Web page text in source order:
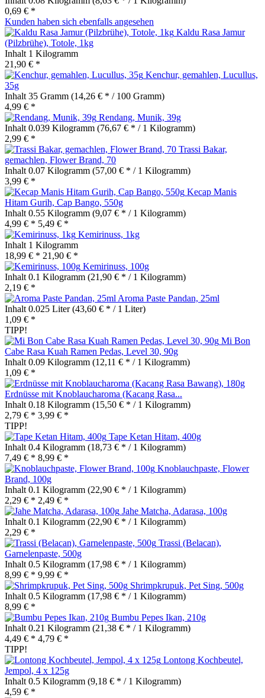
0,69 € *
Kunden haben sich ebenfalls angesehen
Kaldu Rasa Jamur
(Pilzbrühe), Totole, 1kg
Inhalt 1 Kilogramm
21,90 € *
Kenchur, gemahlen, Lucullus,
35g
Inhalt 35 Gramm (14,26 € * / 100 Gramm)
4,99 € *
Rendang, Munik, 39g
Inhalt 0.039 Kilogramm (76,67 € * / 1 Kilogramm)
2,99 € *
Trassi Bakar,
gemachlen, Flower Brand, 70
Inhalt 0.07 Kilogramm (57,00 € * / 1 Kilogramm)
3,99 € *
Kecap Manis
Hitam Gurih, Cap Bango, 550g
Inhalt 0.55 Kilogramm (9,07 € * / 1 Kilogramm)
4,99 € * 5,49 € *
Kemirinuss, 1kg
Inhalt 1 Kilogramm
18,99 € * 21,90 € *
Kemirinuss, 100g
Inhalt 0.1 Kilogramm (21,90 € * / 1 Kilogramm)
2,19 € *
Aroma Paste Pandan, 25ml
Inhalt 0.025 Liter(43,60 € * / 1 Liter)
1,09 € *
TIPP!
Mi Bon
Cabe Rasa Kuah Ramen Pedas, Level 30, 90g
Inhalt 0.09 Kilogramm (12,11 € * / 1 Kilogramm)
1,09 € *
Erdnüsse mit Knoblaucharoma (Kacang Rasa...
Inhalt 0.18 Kilogramm (15,50 € * / 1 Kilogramm)
2,79 € * 3,99 € *
TIPP!
Tape Ketan Hitam, 400g
Inhalt 0.4 Kilogramm (18,73 € * / 1 Kilogramm)
7,49 € * 8,99 € *
Knoblauchpaste, Flower
Brand, 100g
Inhalt 0.1 Kilogramm (22,90 € * / 1 Kilogramm)
2,29 € * 2,49 € *
Jahe Matcha, Adarasa, 100g
Inhalt 0.1 Kilogramm (22,90 € * / 1 Kilogramm)
2,29 € *
Trassi (Belacan),
Garnelenpaste, 500g
Inhalt 0.5 Kilogramm (17,98 € * / 1 Kilogramm)
8,99 € * 9,99 € *
Shrimpkrupuk, Pet Sing, 500g
Inhalt 0.5 Kilogramm (17,98 € * / 1 Kilogramm)
8,99 € *
Bumbu Pepes Ikan, 210g
Inhalt 0.21 Kilogramm (21,38 € * / 1 Kilogramm)
4,49 € * 4,79 € *
TIPP!
Lontong Kochbeutel,
Jempol, 4 x 125g
Inhalt 0.5 Kilogramm (9,18 € * / 1 Kilogramm)
4,59 € *